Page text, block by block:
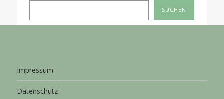
SUCHEN
Impressum
Datenschutz